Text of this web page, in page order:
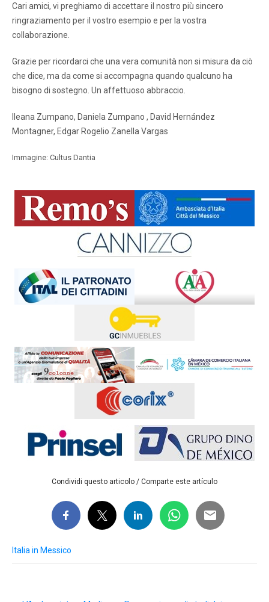
Cari amici, vi preghiamo di accettare il nostro più sincero
ringraziamento per il vostro esempio e per la vostra
collaborazione.
Grazie per ricordarci che una vera comunità non si misura da ciò
che dice, ma da come si accompagna quando qualcuno ha
bisogno di sostegno. Un affettuoso abbraccio.
Ileana Zumpano, Daniela Zumpano , David Hernández
Montagner, Edgar Rogelio Zanella Vargas
Immagine: Cultus Dantia
Condividi questo articolo / Comparte este artículo
Italia in Messico